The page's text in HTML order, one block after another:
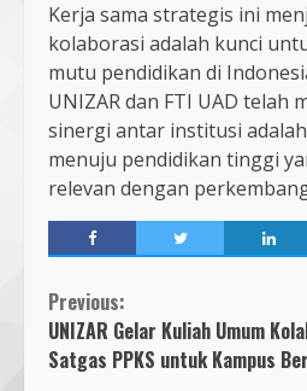
Kerja sama strategis ini
kolaborasi adalah kunci
mutu pendidikan di
UNIZAR dan FTI UAD telah
sinergi antar institusi
menuju pendidikan tinggi
relevan dengan
Continue
Reading
Previous:
UNIZAR Gelar Kuliah Umum
Satgas PPKS untuk Kampus